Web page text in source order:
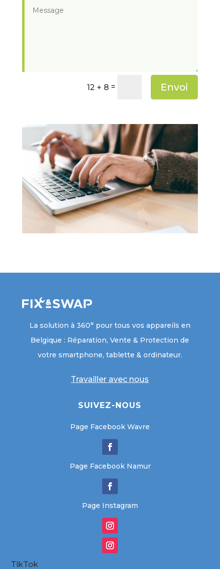
12 + 8 = Envoi
La solution à 360° pour tous vos appareils en
Belgique : Réparation, Vente & Protection de
votre smartphone, tablette & ordinateur.
Travailler avec nous
SUIVEZ-NOUS
Page Facebook Wavre
Page Facebook Namur
Page Instagram
TikTok